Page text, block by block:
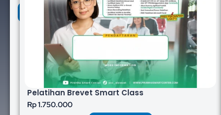
Dapatkan
Pelatihan Brevet Smart Class
Rp 1.750.000